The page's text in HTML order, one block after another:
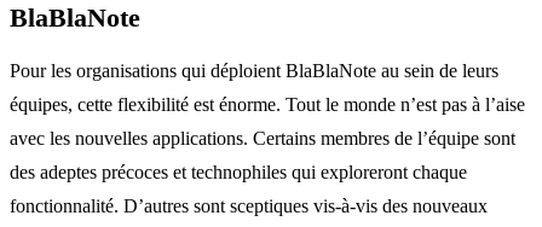
BlaBlaNote
Pour les organisations qui déploient BlaBlaNote au sein de leurs
équipes, cette flexibilité est énorme. Tout le monde n’est pas à l’aise
avec les nouvelles applications. Certains membres de l’équipe sont
des adeptes précoces et technophiles qui exploreront chaque
fonctionnalité. D’autres sont sceptiques vis-à-vis des nouveaux